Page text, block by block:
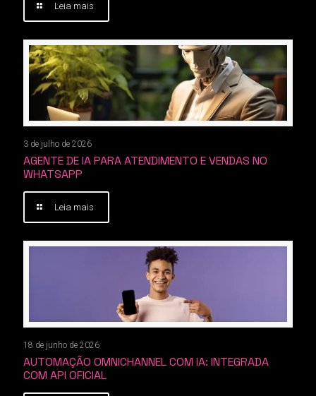
Leia mais
3 de julho de 2026
AGENTE DE IA PARA ATENDIMENTO E VENDAS NO
WHATSAPP
Leia mais
18 de junho de 2026
AUTOMAÇÃO OMNICHANNEL COM IA: INTEGRADA
COM API OFICIAL